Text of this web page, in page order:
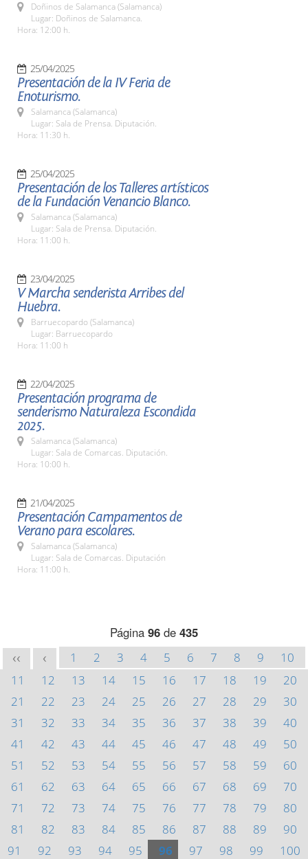
Doñinos de Salamanca (Salamanca)
Lugar: Doñinos de Salamanca.
Hora: 12:00 h.
25/04/2025
Presentación de la IV Feria de
Enoturismo.
Salamanca (Salamanca)
Lugar: Sala de Prensa. Diputación.
Hora: 11:30 h.
25/04/2025
Presentación de los Talleres artísticos
de la Fundación Venancio Blanco.
Salamanca (Salamanca)
Lugar: Sala de Prensa. Diputación.
Hora: 11:00 h.
23/04/2025
V Marcha senderista Arribes del
Huebra.
Barruecopardo (Salamanca)
Lugar: Barruecopardo
Hora: 11:00 h
22/04/2025
Presentación programa de
senderismo Naturaleza Escondida
2025.
Salamanca (Salamanca)
Lugar: Sala de Comarcas. Diputación.
Hora: 10:00 h.
21/04/2025
Presentación Campamentos de
Verano para escolares.
Salamanca (Salamanca)
Lugar: Sala de Comarcas. Diputación
Hora: 11:00 h.
Página 96 de 435
<< < 1 2 3 4 5 6 7 8 9
10
11
12 13 14 15 16 17 18 19
20
21
22 23 24 25 26 27 28 29
30
31
32 33 34 35 36 37 38 39
40
41
42 43 44 45 46 47 48 49
50
51
52 53 54 55 56 57 58 59
60
61
62 63 64 65 66 67 68 69
70
71
72 73 74 75 76 77 78 79
80
81
82 83 84 85 86 87 88 89
90
91
92 93 94 95 96 97 98 99
100